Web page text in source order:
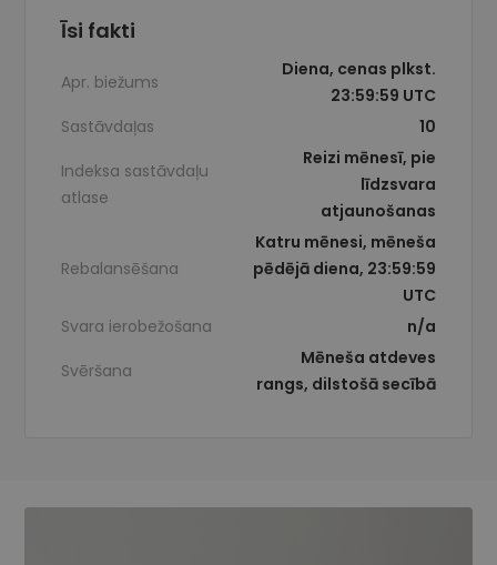
Īsi fakti
Apr. biežums
Diena, cenas plkst.
23:59:59 UTC
Sastāvdaļas
10
Indeksa sastāvdaļu
atlase
Reizi mēnesī, pie
līdzsvara
atjaunošanas
Rebalansēšana
Katru mēnesi, mēneša
pēdējā diena, 23:59:59
UTC
Svara ierobežošana
n/a
Svēršana
Mēneša atdeves
rangs, dilstošā secībā